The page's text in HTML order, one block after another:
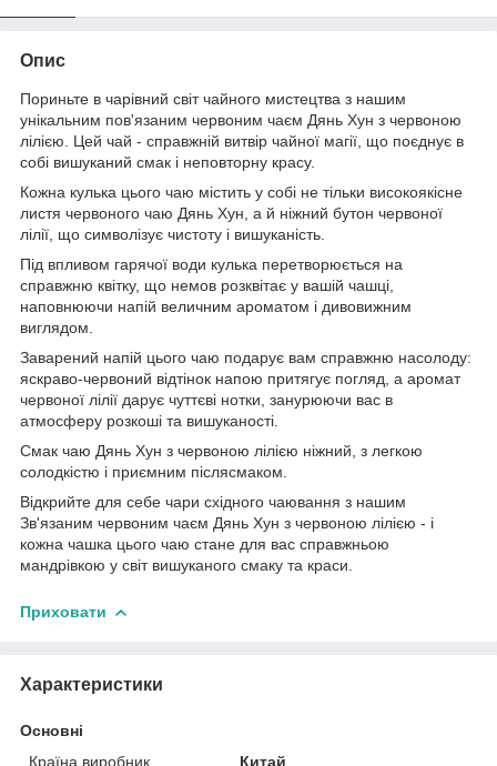
Опис
Пориньте в чарівний світ чайного мистецтва з нашим
унікальним пов'язаним червоним чаєм Дянь Хун з червоною
лілією. Цей чай - справжній витвір чайної магії, що поєднує в
собі вишуканий смак і неповторну красу.
Кожна кулька цього чаю містить у собі не тільки високоякісне
листя червоного чаю Дянь Хун, а й ніжний бутон червоної
лілії, що символізує чистоту і вишуканість.
Під впливом гарячої води кулька перетворюється на
справжню квітку, що немов розквітає у вашій чашці,
наповнюючи напій величним ароматом і дивовижним
виглядом.
Заварений напій цього чаю подарує вам справжню насолоду:
яскраво-червоний відтінок напою притягує погляд, а аромат
червоної лілії дарує чуттєві нотки, занурюючи вас в
атмосферу розкоші та вишуканості.
Смак чаю Дянь Хун з червоною лілією ніжний, з легкою
солодкістю і приємним післясмаком.
Відкрийте для себе чари східного чаювання з нашим
Зв'язаним червоним чаєм Дянь Хун з червоною лілією - і
кожна чашка цього чаю стане для вас справжньою
мандрівкою у світ вишуканого смаку та краси.
Приховати
Характеристики
Основні
Країна виробник
Китай